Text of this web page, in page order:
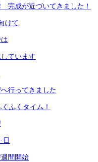
成が近づいてきました！
けて
ています
行ってきました
ふくタイム！
日
間開始